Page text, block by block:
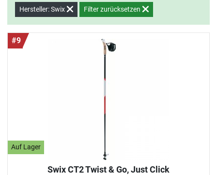
perfekten Walkingpartner.
Hersteller: Swix Filter zurücksetzen
#9
Auf Lager
Swix CT2 Twist & Go, Just Click